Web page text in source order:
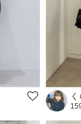
く